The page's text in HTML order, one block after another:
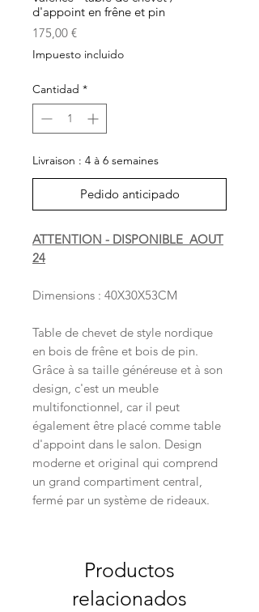
d'appoint en frêne et pin
175,00 €Precio
Impuesto incluido
Cantidad *
Livraison : 4 à 6 semaines
Pedido anticipado
ATTENTION - DISPONIBLE AOUT
24
Dimensions : 40X30X53CM
Table de chevet de style nordique
en bois de frêne et bois de pin.
Grâce à sa taille généreuse et à son
design, c'est un meuble
multifonctionnel, car il peut
également être placé comme table
d'appoint dans le salon. Design
moderne et original qui comprend
un grand compartiment central,
fermé par un système de rideaux.
Productos
relacionados